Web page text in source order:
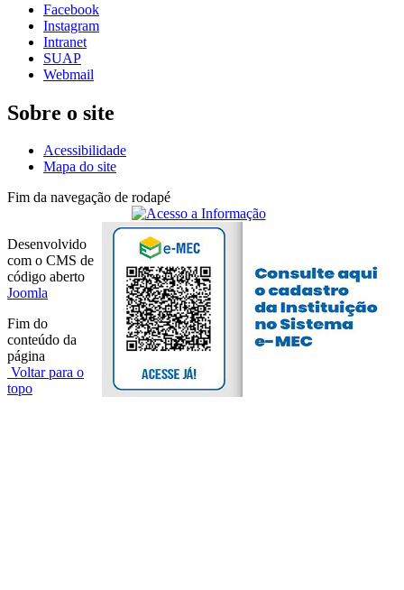
Facebook
Instagram
Intranet
SUAP
Webmail
Sobre o site
Acessibilidade
Mapa do site
Fim da navegação de rodapé
Desenvolvido
com o CMS de
código aberto
Joomla
Fim do
conteúdo da
página
Voltar para o
topo